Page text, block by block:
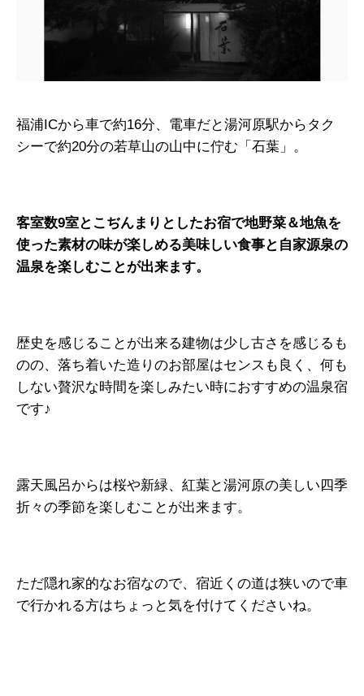
福浦ICから車で約16分、電車だと湯河原駅からタク
シーで約20分の若草山の山中に佇む「石葉」。
客室数9室とこぢんまりとしたお宿で地野菜＆地魚を
使った素材の味が楽しめる美味しい食事と自家源泉の
温泉を楽しむことが出来ます。
歴史を感じることが出来る建物は少し古さを感じるも
のの、落ち着いた造りのお部屋はセンスも良く、何も
しない贅沢な時間を楽しみたい時におすすめの温泉宿
です♪
露天風呂からは桜や新緑、紅葉と湯河原の美しい四季
折々の季節を楽しむことが出来ます。
ただ隠れ家的なお宿なので、宿近くの道は狭いので車
で行かれる方はちょっと気を付けてくださいね。